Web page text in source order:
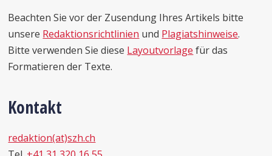
Beachten Sie vor der Zusendung Ihres Artikels bitte
unsere Redaktionsrichtlinien und Plagiatshinweise.
Bitte verwenden Sie diese Layoutvorlage für das
Formatieren der Texte.
Kontakt
redaktion(at)szh.ch